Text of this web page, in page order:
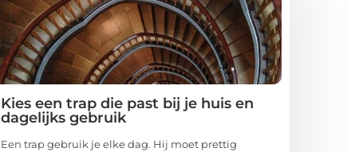
Kies een trap die past bij je huis en
dagelijks gebruik
Een trap gebruik je elke dag. Hij moet prettig